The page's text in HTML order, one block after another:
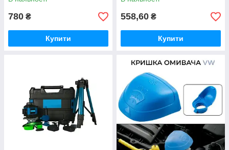
780 ₴
Купити
558,60 ₴
Купити